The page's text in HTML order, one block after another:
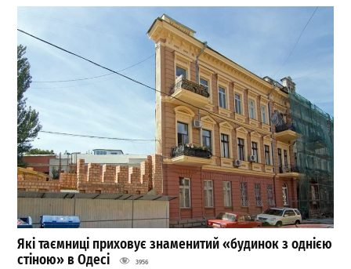
Які таємниці приховує знаменитий «будинок з однією
стіною» в Одесі
3956